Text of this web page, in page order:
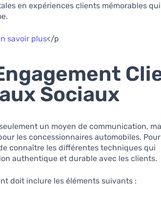
en expériences clients mémorables qui
savoir plus</p
Sociaux
un moyen de communication,
les concessionnaires automobiles.
connaître les différentes techniques qui
authentique et durable avec les clients.
doit inclure les éléments suivants :